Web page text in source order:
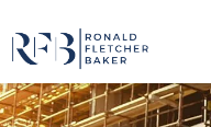
İçeriğe geç